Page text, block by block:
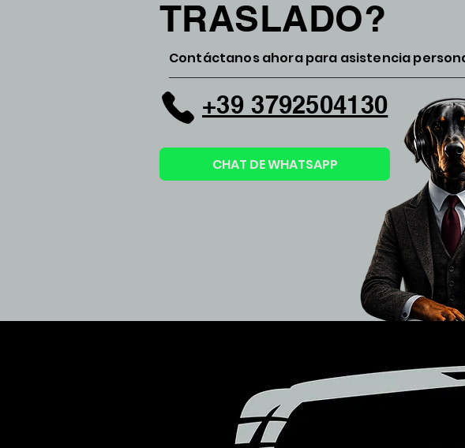
TRASLADO?
Contáctanos ahora para asistencia
+39 3792504130
CHAT DE WHATSAPP